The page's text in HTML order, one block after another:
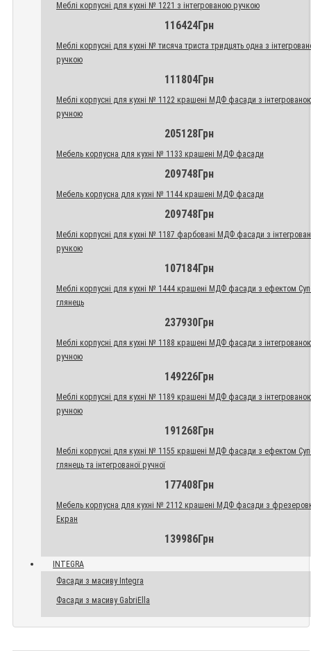
Меблі корпусні для кухні № 1221 з інтегрованою ручкою
116424Грн
Меблі корпусні для кухні № тисяча триста тридцять одна з
ручкою
111804Грн
Меблі корпусні для кухні № 1122 крашені МДФ фасади з
ручною
205128Грн
Мебель корпусна для кухні № 1133 крашені МДФ фасади
209748Грн
Мебель корпусна для кухні № 1144 крашені МДФ фасади
209748Грн
Меблі корпусні для кухні № 1187 фарбовані МДФ фасади з
ручкою
107184Грн
Меблі корпусні для кухні № 1444 крашені МДФ фасади з ефектом
глянець
237930Грн
Меблі корпусні для кухні № 1188 крашені МДФ фасади з
ручною
149226Грн
Меблі корпусні для кухні № 1189 крашені МДФ фасади з
ручною
191268Грн
Меблі корпусні для кухні № 1155 крашені МДФ фасади з ефектом
глянець та інтегрованої ручної
177408Грн
Мебель корпусна для кухні № 2112 крашені МДФ фасади з
Екран
139986Грн
INTEGRA
Фасади з масиву Integra
Фасади з масиву GabriElla